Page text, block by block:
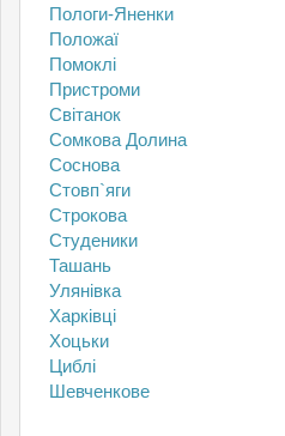
Пологи-Яненки
Положаї
Помоклі
Пристроми
Світанок
Сомкова Долина
Соснова
Стовп`яги
Строкова
Студеники
Ташань
Улянівка
Харківці
Хоцьки
Циблі
Шевченкове